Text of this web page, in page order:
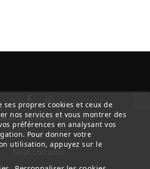
Générales de Vente
Livraison
Nous contacter
ses propres cookies et ceux de
nos services et vous montrer des
préférences en analysant vos
Pour donner votre
utilisation, appuyez sur le